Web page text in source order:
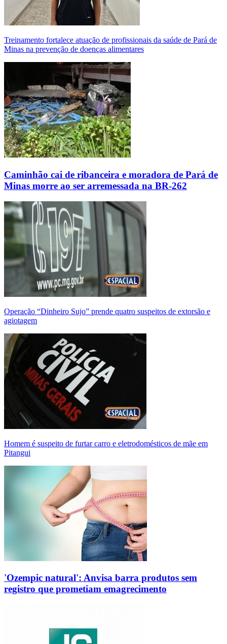
Treinamento fortalece atuação de profissionais da saúde de Pará de
Minas na prevenção de doenças alimentares
Caminhão cai de ribanceira e moradora de Pará de
Minas morre ao ser arremessada na BR-262
Operação “Dinheiro Sujo” prende quatro suspeitos de extorsão e
agiotagem
Homem é suspeito de furtar carro e eletrodomésticos de mãe em
Pitangui
'Ozempic natural': Anvisa barra produtos sem
registro que prometiam emagrecimento